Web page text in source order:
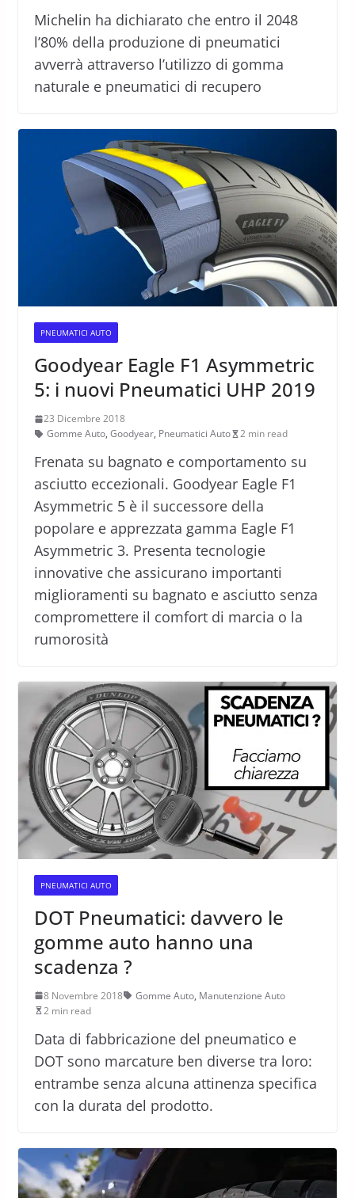
Michelin ha dichiarato che entro il 2048
l’80% della produzione di pneumatici
avverrà attraverso l’utilizzo di gomma
naturale e pneumatici di recupero
PNEUMATICI AUTO
Goodyear Eagle F1 Asymmetric
5: i nuovi Pneumatici UHP 2019
23 Dicembre 2018
Gomme Auto, Goodyear, Pneumatici Auto 2 min read
Frenata su bagnato e comportamento su
asciutto eccezionali. Goodyear Eagle F1
Asymmetric 5 è il successore della
popolare e apprezzata gamma Eagle F1
Asymmetric 3. Presenta tecnologie
innovative che assicurano importanti
miglioramenti su bagnato e asciutto senza
compromettere il comfort di marcia o la
rumorosità
PNEUMATICI AUTO
DOT Pneumatici: davvero le
gomme auto hanno una
scadenza ?
8 Novembre 2018 Gomme Auto, Manutenzione Auto
2 min read
Data di fabbricazione del pneumatico e
DOT sono marcature ben diverse tra loro:
entrambe senza alcuna attinenza specifica
con la durata del prodotto.